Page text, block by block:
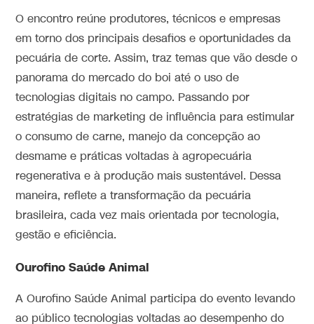
O encontro reúne produtores, técnicos e empresas
em torno dos principais desafios e oportunidades da
pecuária de corte. Assim, traz temas que vão desde o
panorama do mercado do boi até o uso de
tecnologias digitais no campo. Passando por
estratégias de marketing de influência para estimular
o consumo de carne, manejo da concepção ao
desmame e práticas voltadas à agropecuária
regenerativa e à produção mais sustentável. Dessa
maneira, reflete a transformação da pecuária
brasileira, cada vez mais orientada por tecnologia,
gestão e eficiência.
Ourofino Saúde Animal
A Ourofino Saúde Animal participa do evento levando
ao público tecnologias voltadas ao desempenho do